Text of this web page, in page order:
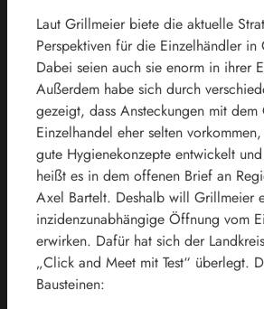
Laut Grillmeier biete die aktuelle
Perspektiven für die Einzelhändler in
Dabei seien auch sie enorm in ihrer
Außerdem habe sich durch
gezeigt, dass Ansteckungen mit dem
Einzelhandel eher selten
gute Hygienekonzepte entwickelt
heißt es in dem offenen Brief an
Axel Bartelt. Deshalb will Grillmeier
inzidenzunabhängige Öffnung vom
erwirken. Dafür hat sich der
„Click and Meet mit Test“ überlegt.
Bausteinen: